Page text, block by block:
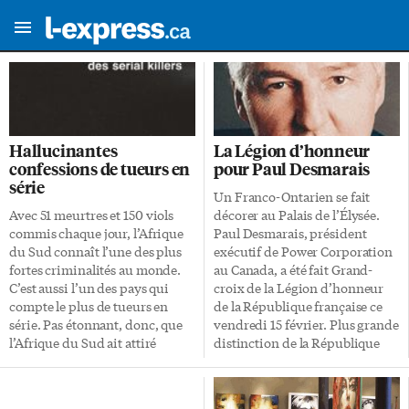
Hallucinantes
confessions de tueurs en
série
Avec 51 meurtres et 150 viols
commis chaque jour, l’Afrique
du Sud connaît l’une des plus
fortes criminalités au monde.
C’est aussi l’un des pays qui
compte le plus de tueurs en
série. Pas étonnant, donc, que
l’Afrique du Sud ait attiré
La Légion d’honneur
pour Paul Desmarais
Un Franco-Ontarien se fait
décorer au Palais de l’Élysée.
Paul Desmarais, président
exécutif de Power Corporation
au Canada, a été fait Grand-
croix de la Légion d’honneur
de la République française ce
vendredi 15 février. Plus grande
distinction de la République
honore aujourd’hui le parcours
vertigineux du Canadien Paul